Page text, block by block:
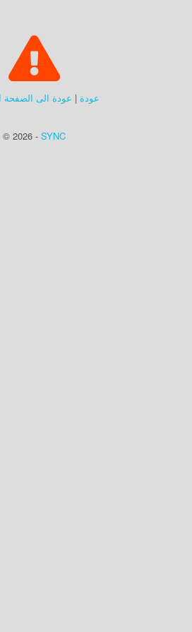
عودة | عودة الى الصفحة
© 2026 - SYNC